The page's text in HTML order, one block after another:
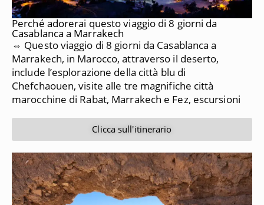
Perché adorerai questo viaggio di 8 giorni da
Casablanca a Marrakech
⇔ Questo viaggio di 8 giorni da Casablanca a
Marrakech, in Marocco, attraverso il deserto,
include l’esplorazione della città blu di
Chefchaouen, visite alle tre magnifiche città
marocchine di Rabat, Marrakech e Fez, escursioni
Clicca sull'itinerario